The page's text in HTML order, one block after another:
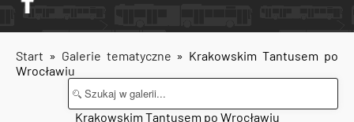
Start » Galerie tematyczne » Krakowskim Tantusem po
Wrocławiu
Krakowskim Tantusem po Wrocławiu